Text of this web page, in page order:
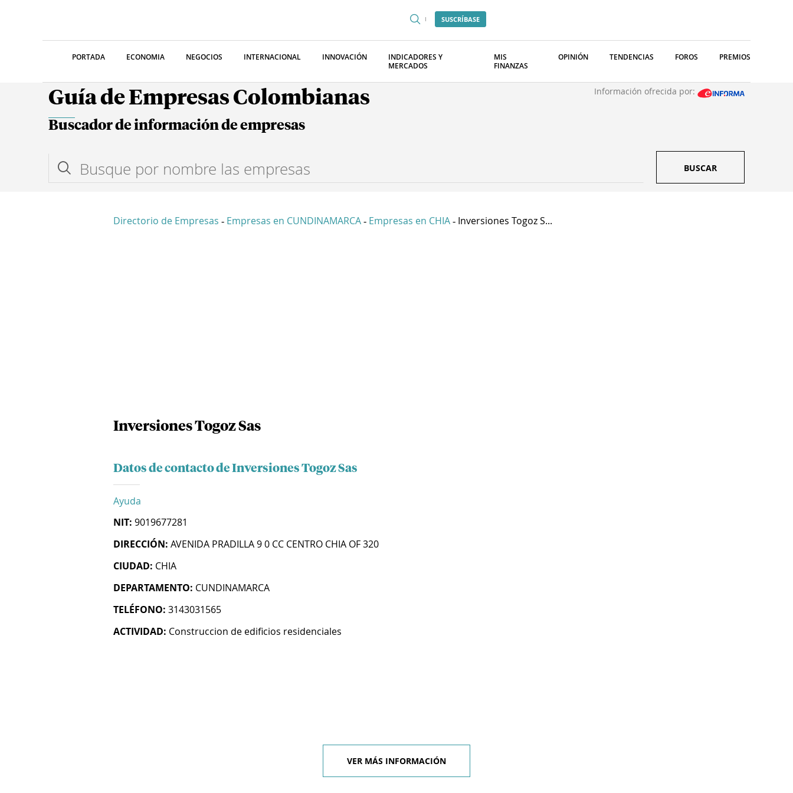
SUSCRÍBASE
PORTADA ECONOMIA NEGOCIOS INTERNACIONAL INNOVACIÓN
INDICADORES Y
MERCADOS
MIS
FINANZAS
OPINIÓN TENDENCIAS FOROS PREMIOS
Guía de Empresas Colombianas Información ofrecida por:
Buscador de información de empresas
BUSCAR
Directorio de Empresas - Empresas en CUNDINAMARCA - Empresas en CHIA - Inversiones Togoz S...
Inversiones Togoz Sas
Datos de contacto de Inversiones Togoz Sas
Ayuda
NIT: 9019677281
DIRECCIÓN: AVENIDA PRADILLA 9 0 CC CENTRO CHIA OF 320
CIUDAD: CHIA
DEPARTAMENTO: CUNDINAMARCA
TELÉFONO: 3143031565
ACTIVIDAD: Construccion de edificios residenciales
VER MÁS INFORMACIÓN